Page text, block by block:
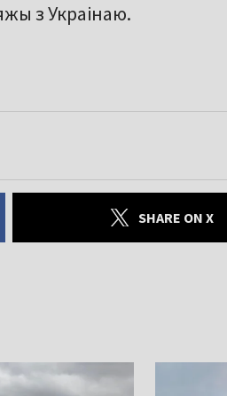
з Украінаю.
SHARE ON X